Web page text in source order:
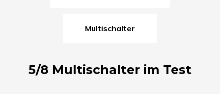
Multischalter
5/8 Multischalter im Test